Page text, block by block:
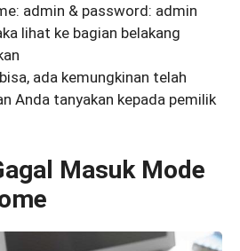
admin & password: admin
lihat ke bagian belakang
ada kemungkinan telah
Anda tanyakan kepada pemilik
Masuk Mode